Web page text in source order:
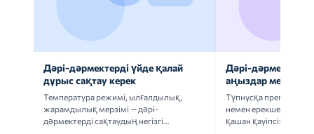
Дәрі-дәрмектерді үйде қалай
дұрыс сақтау керек
Температура режимі, ылғалдылық,
жарамдылық мерзімі — дәрі-
дәрмектерді сақтаудың негізгі
Дәрі-дәрмек
аңыздар мен
Түпнұсқа
немен ерекшеленеді
қашан қауіпсіз.